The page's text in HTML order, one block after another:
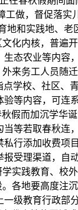
做，督促落实
和实践地、老
化内核，普遍
态农业等内容
来务工人员随
学校、社区、
等内容，可连
假而加沉学华
等若取春秋连
行添加收费项
受理渠道，自
实践教育、校
各地要高度注
级教育行政部